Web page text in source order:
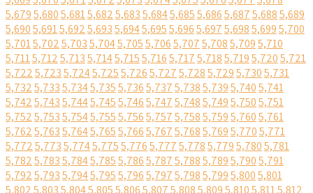
5,6795,6805,6815,6825,6835,6845,6855,6865,6875,6885,689
5,6905,6915,6925,6935,6945,6955,6965,6975,6985,6995,700
5,7015,7025,7035,7045,7055,7065,7075,7085,7095,710
5,7115,7125,7135,7145,7155,7165,7175,7185,7195,7205,721
5,7225,7235,7245,7255,7265,7275,7285,7295,7305,731
5,7325,7335,7345,7355,7365,7375,7385,7395,7405,741
5,7425,7435,7445,7455,7465,7475,7485,7495,7505,751
5,7525,7535,7545,7555,7565,7575,7585,7595,7605,761
5,7625,7635,7645,7655,7665,7675,7685,7695,7705,771
5,7725,7735,7745,7755,7765,7775,7785,7795,7805,781
5,7825,7835,7845,7855,7865,7875,7885,7895,7905,791
5,7925,7935,7945,7955,7965,7975,7985,7995,8005,801